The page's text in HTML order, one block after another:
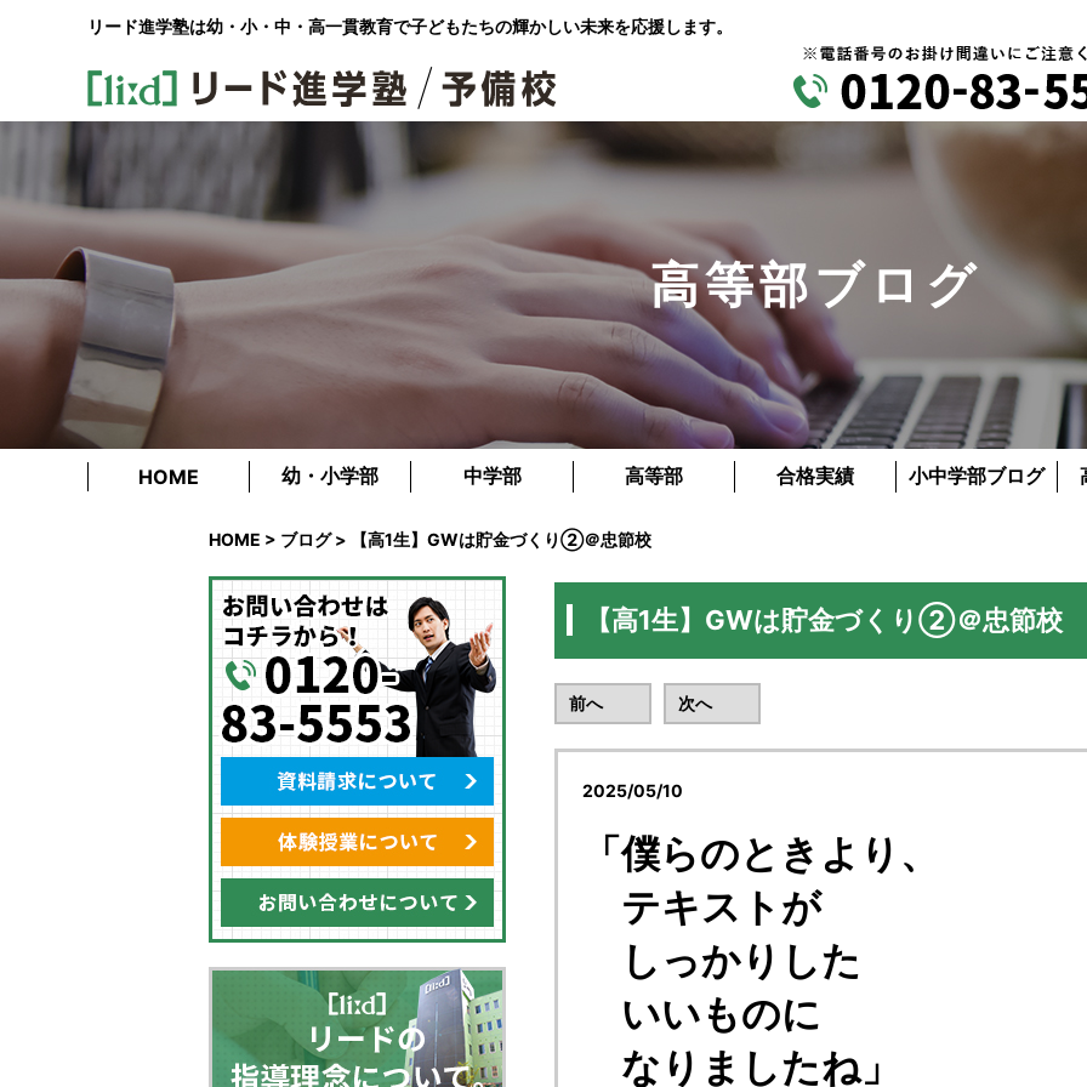
リード進学塾は幼・小・中・高一貫教育で子どもたちの輝かしい未来を応援します。
高等部ブログ
HOME 幼・小学部 中学部 高等部 合格実績 小中学部ブログ
HOME > ブログ> 【高1生】GWは貯金づくり②＠忠節校
【高1生】GWは貯金づくり②＠忠節校
前へ 次へ
2025/05/10
「僕らのときより、
テキストが
しっかりした
いいものに
なりましたね」